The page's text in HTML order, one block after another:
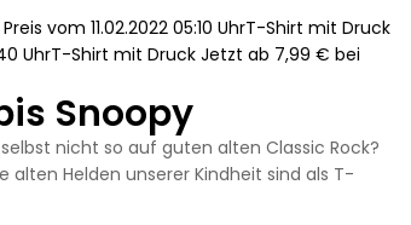
vom 11.02.2022 05:10 UhrT-Shirt mit Druck
UhrT-Shirt mit Druck Jetzt ab 7,99 € bei
Snoopy
nicht so auf guten alten Classic Rock?
alten Helden unserer Kindheit sind als T-